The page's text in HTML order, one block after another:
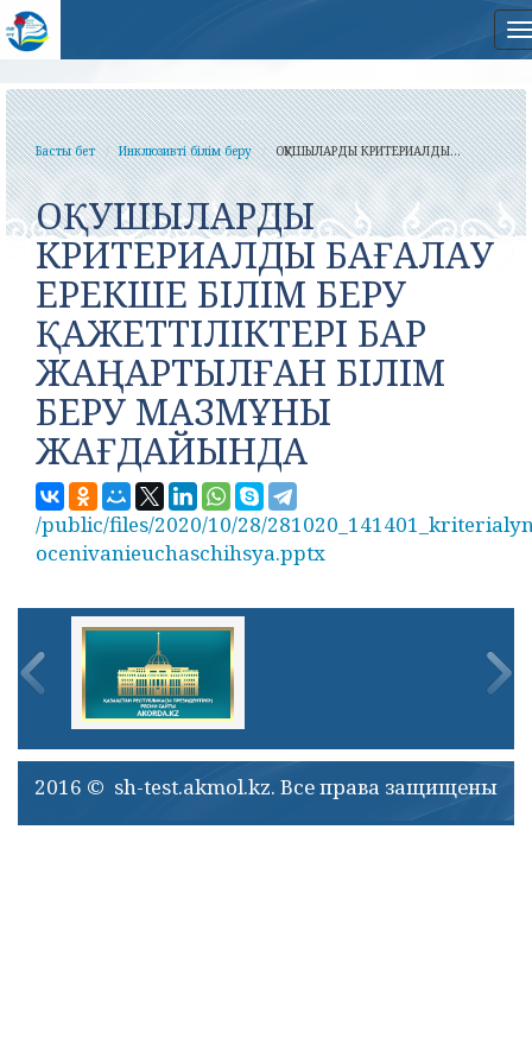
Басты бет Инклюзивті білім беру ОҚУШЫЛАРДЫ КРИТЕРИАЛДЫ...
ОҚУШЫЛАРДЫ
КРИТЕРИАЛДЫ БАҒАЛАУ
ЕРЕКШЕ БІЛІМ БЕРУ
ҚАЖЕТТІЛІКТЕРІ БАР
ЖАҢАРТЫЛҒАН БІЛІМ
БЕРУ МАЗМҰНЫ
ЖАҒДАЙЫНДА
/public/files/2020/10/28/
ocenivanieuchaschihsya.pptx
2016 © sh-test.akmol.kz. Все права защищены